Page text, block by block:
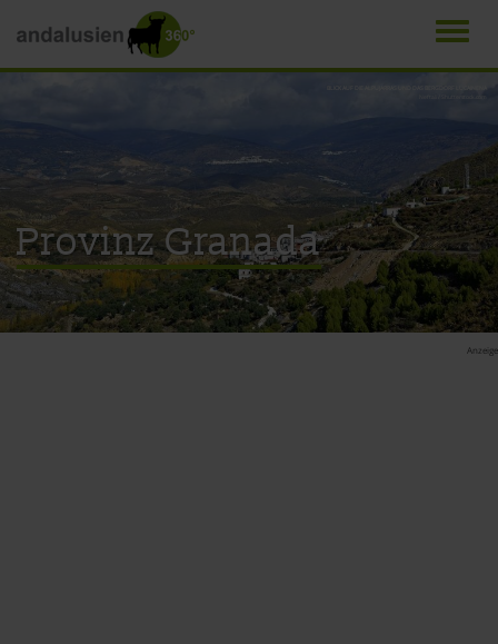
Provinz Granada
Anzeige